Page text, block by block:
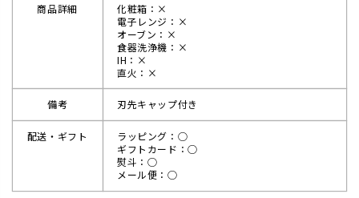
商品詳細
化粧箱：×
電子レンジ：×
オーブン：×
食器洗浄機：×
IH：×
直火：×
備考 刃先キャップ付き
配送・ギフト
ラッピング：◯
ギフトカード：◯
熨斗：◯
メール便：◯